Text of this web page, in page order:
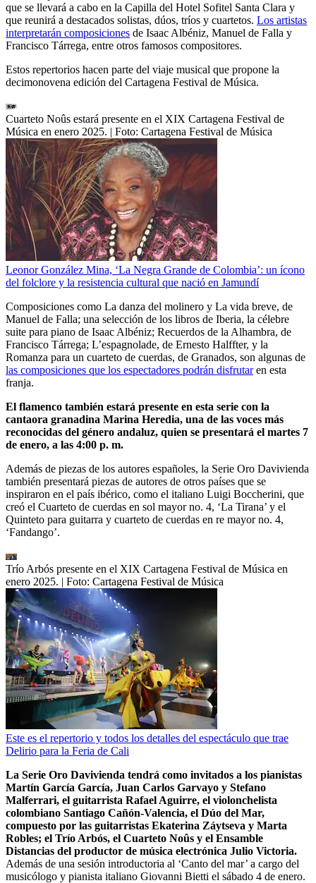
que se llevará a cabo en la Capilla del Hotel Sofitel Santa Clara y
que reunirá a destacados solistas, dúos, tríos y cuartetos. Los artistas
interpretarán composiciones de Isaac Albéniz, Manuel de Falla y
Francisco Tárrega, entre otros famosos compositores.
Estos repertorios hacen parte del viaje musical que propone la
decimonovena edición del Cartagena Festival de Música.
Cuarteto Noûs estará presente en el XIX Cartagena Festival de
Música en enero 2025. | Foto: Cartagena Festival de Música
Leonor González Mina, ‘La Negra Grande de Colombia’: un ícono
del folclore y la resistencia cultural que nació en Jamundí
Composiciones como La danza del molinero y La vida breve, de
Manuel de Falla; una selección de los libros de Iberia, la célebre
suite para piano de Isaac Albéniz; Recuerdos de la Alhambra, de
Francisco Tárrega; L’espagnolade, de Ernesto Halffter, y la
Romanza para un cuarteto de cuerdas, de Granados, son algunas de
las composiciones que los espectadores podrán disfrutaren esta
franja.
El flamenco también estará presente en esta serie con la
cantaora granadina Marina Heredia, una de las voces más
reconocidas del género andaluz, quien se presentará el martes 7
de enero, a las 4:00 p. m.
Además de piezas de los autores españoles, la Serie Oro Davivienda
también presentará piezas de autores de otros países que se
inspiraron en el país ibérico, como el italiano Luigi Boccherini, que
creó el Cuarteto de cuerdas en sol mayor no. 4, ‘La Tirana’ y el
Quinteto para guitarra y cuarteto de cuerdas en re mayor no. 4,
‘Fandango’.
Trío Arbós presente en el XIX Cartagena Festival de Música en
enero 2025. | Foto: Cartagena Festival de Música
Este es el repertorio y todos los detalles del espectáculo que trae
Delirio para la Feria de Cali
La Serie Oro Davivienda tendrá como invitados a los pianistas
Martín García García, Juan Carlos Garvayo y Stefano
Malferrari, el guitarrista Rafael Aguirre, el violonchelista
colombiano Santiago Cañón-Valencia, el Dúo del Mar,
compuesto por las guitarristas Ekaterina Záytseva y Marta
Robles; el Trío Arbós, el Cuarteto Noûs y el Ensamble
Distancias del productor de música electrónica Julio Victoria.
Además de una sesión introductoria al ‘Canto del mar’ a cargo del
musicólogo y pianista italiano Giovanni Bietti el sábado 4 de enero.